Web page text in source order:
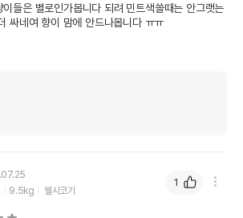
들은 별로인가봅니다 되려 민트색쓸때는 안그랫는
싸네여 향이 맘에 안드나봅니다 ㅠㅠ
9.5kg 웰시코기
1